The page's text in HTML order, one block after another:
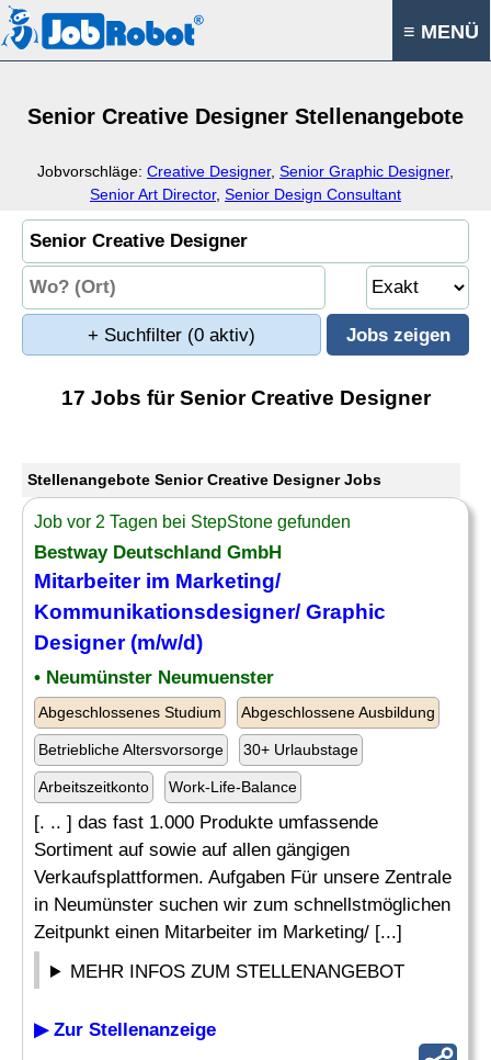
≡ MENÜ
Senior Creative Designer Stellenangebote
Jobvorschläge: Creative Designer, Senior Graphic Designer,
Senior Art Director, Senior Design Consultant
+ Suchfilter (0 aktiv)
17 Jobs für Senior Creative Designer
Stellenangebote Senior Creative Designer Jobs
Job vor 2 Tagen bei StepStone gefunden
Bestway Deutschland GmbH
Mitarbeiter im Marketing/
Kommunikationsdesigner/ Graphic
Designer(m/w/d)
• Neumünster Neumuenster
Abgeschlossenes Studium Abgeschlossene Ausbildung
Betriebliche Altersvorsorge 30+ Urlaubstage
Arbeitszeitkonto Work-Life-Balance
[. .. ] das fast 1.000 Produkte umfassende
Sortiment auf sowie auf allen gängigen
Verkaufsplattformen. Aufgaben Für unsere Zentrale
in Neumünster suchen wir zum schnellstmöglichen
Zeitpunkt einen Mitarbeiter im Marketing/ [...]
MEHR INFOS ZUM STELLENANGEBOT
▶ Zur Stellenanzeige